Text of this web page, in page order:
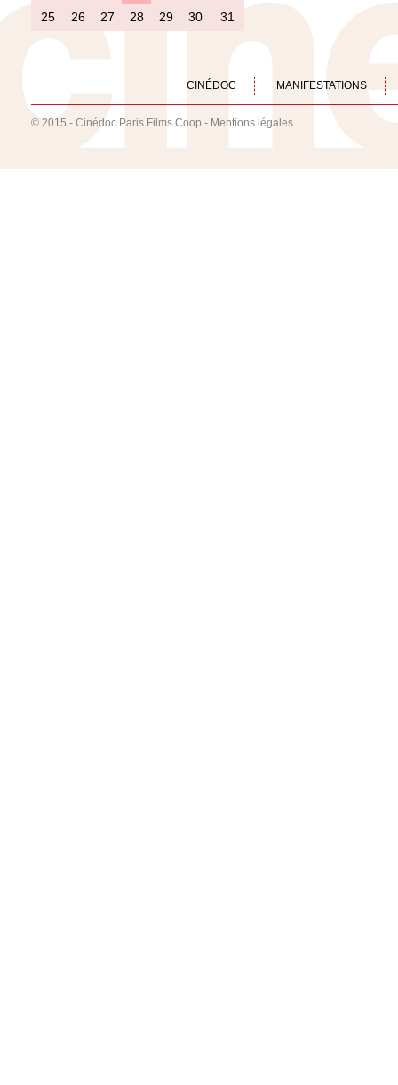
25
26 27 28 29 30 31
CINÉDOC MANIFESTATIONS
© 2015 - Cinédoc Paris Films Coop - Mentions légales